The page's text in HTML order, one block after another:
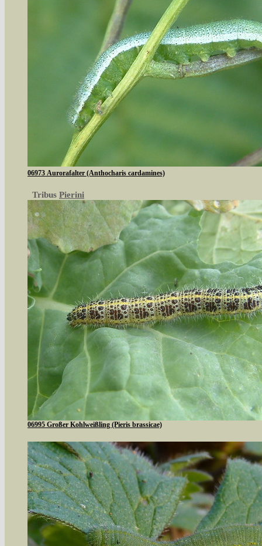
06973 Aurorafalter (Anthocharis cardamines)
Tribus Pierini
06995 Großer Kohlweißling (Pieris brassicae)